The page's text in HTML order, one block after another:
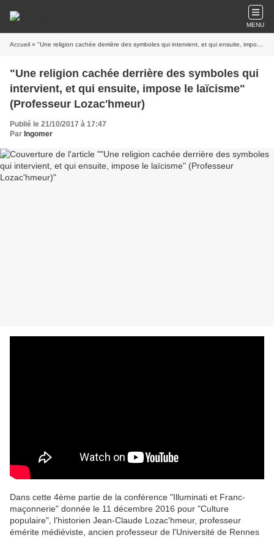
MENU
Accueil » "Une religion cachée derrière des symboles qui intervient, et qui ensuite, impose le laïcisme" (Professeur Lozac'hmeur)
"Une religion cachée derrière des symboles qui
intervient, et qui ensuite, impose le laïcisme"
(Professeur Lozac'hmeur)
Publié le 21/10/2017 à 17:47
Par Ingomer
Dans cette 4ème partie de la conférence "Illuminati et Franc-
maçonnerie" donnée le 11 décembre 2016 pour "Culture
populaire", l'historien Jean-Claude Lozac'hmeur, professeur
émérite médiéviste, ancien professeur de l'Université de Rennes